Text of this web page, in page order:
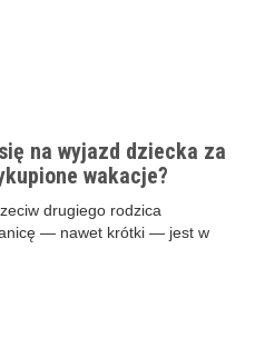
na wyjazd dziecka za
wakacje?
drugiego rodzica
— nawet krótki — jest w